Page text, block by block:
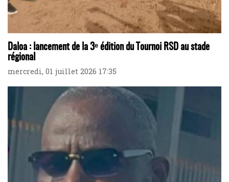
Daloa : lancement de la 3ᵉ édition du Tournoi RSD au stade
régional
mercredi, 01 juillet 2026 17:35